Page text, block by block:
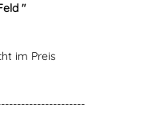
"
im Preis